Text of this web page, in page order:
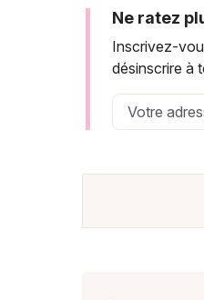
Ne ratez
Inscrivez-
désinscrire à